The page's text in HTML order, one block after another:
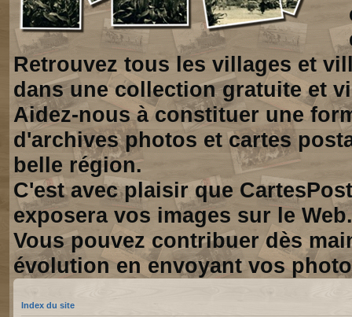
Retrouvez tous les villages et
dans une collection gratuite et
Aidez-nous à constituer une
d'archives photos et cartes
belle région.
C'est avec plaisir que
exposera vos images sur le Web.
Vous pouvez contribuer dès
évolution en envoyant vos
Index du site